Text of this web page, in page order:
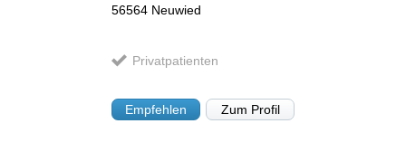
56564 Neuwied
Privatpatienten
Empfehlen Zum Profil